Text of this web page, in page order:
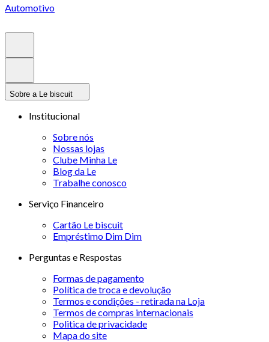
Automotivo
Sobre a Le biscuit
Institucional
Sobre nós
Nossas lojas
Clube Minha Le
Blog da Le
Trabalhe conosco
Serviço Financeiro
Cartão Le biscuit
Empréstimo Dim Dim
Perguntas e Respostas
Formas de pagamento
Política de troca e devolução
Termos e condições - retirada na Loja
Termos de compras internacionais
Politica de privacidade
Mapa do site